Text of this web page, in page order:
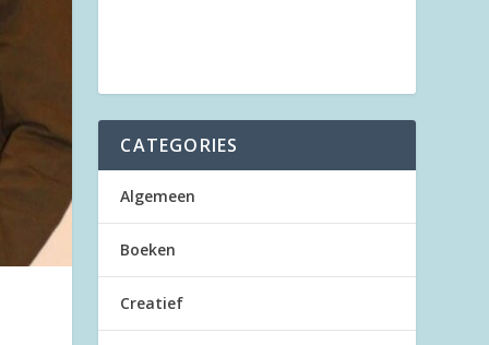
CATEGORIES
Algemeen
Boeken
Creatief